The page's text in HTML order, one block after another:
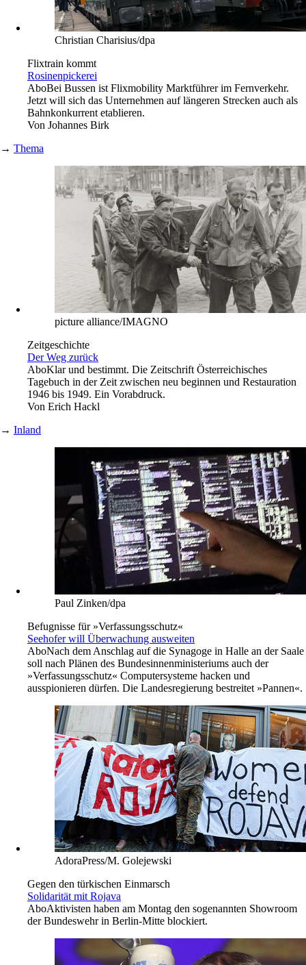
Christian Charisius/dpa
Flixtrain kommt
Rosinenpickerei
AboBei Bussen ist Flixmobility Marktführer im Fernverkehr.
Jetzt will sich das Unternehmen auf längeren Strecken auch als
Bahnkonkurrent etablieren.
Von Johannes Birk
→ Thema
picture alliance/IMAGNO
Zeitgeschichte
Der Weg zurück
AboKlar und bestimmt. Die Zeitschrift Österreichisches
Tagebuch in der Zeit zwischen neu beginnen und Restauration
1946 bis 1949. Ein Vorabdruck.
Von Erich Hackl
→ Inland
Paul Zinken/dpa
Befugnisse für »Verfassungsschutz«
Seehofer will Überwachung ausweiten
AboNach dem Anschlag auf die Synagoge in Halle an der Saale
soll nach Plänen des Bundesinnenministeriums auch der
»Verfassungsschutz« Computersysteme hacken und
ausspionieren dürfen. Die Landesregierung bestreitet »Pannen«.
AdoraPress/M. Golejewski
Gegen den türkischen Einmarsch
Solidarität mit Rojava
AboAktivisten haben am Montag den sogenannten Showroom
der Bundeswehr in Berlin-Mitte blockiert.